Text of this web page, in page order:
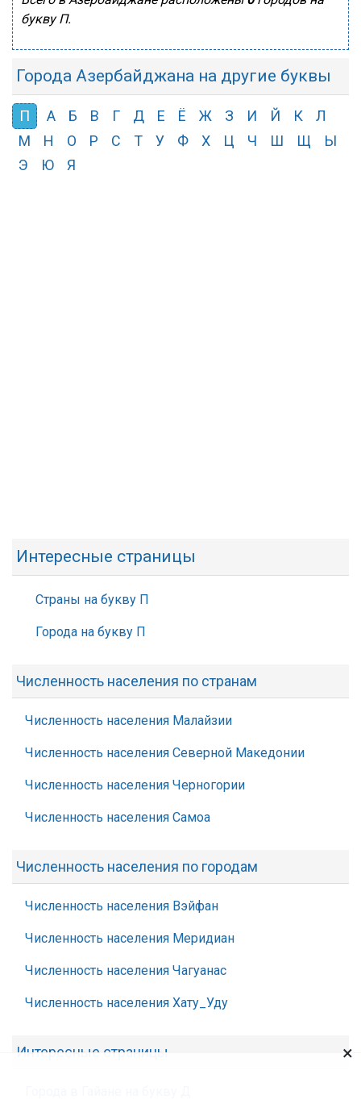
букву П.
Города Азербайджана на другие буквы
П А Б В Г Д Е Ё Ж З И Й К
Л
М
Н О Р С Т У Ф Х Ц Ч Ш Щ
Ы
Э
Ю Я
Интересные страницы
Страны на букву П
Города на букву П
Численность населения по странам
Численность населения Малайзии
Численность населения Северной Македонии
Численность населения Черногории
Численность населения Самоа
Численность населения по городам
Численность населения Вэйфан
Численность населения Меридиан
Численность населения Чагуанас
Численность населения Хату_Уду
Интересные страницы ×